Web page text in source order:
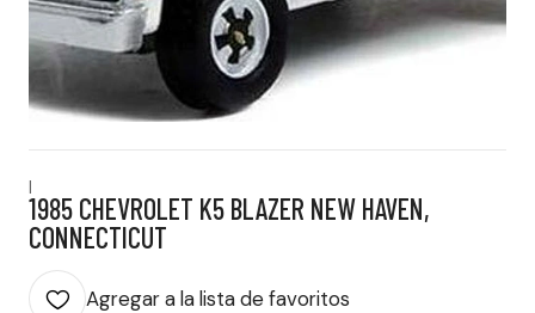
|
1985 CHEVROLET K5 BLAZER NEW HAVEN,
CONNECTICUT
Agregar a la lista de favoritos